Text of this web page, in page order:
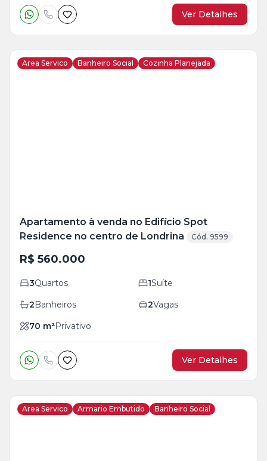
Ver Detalhes
Area Servico Banheiro Social Cozinha Planejada
Apartamento à venda no Edifício Spot
Residence no centro de Londrina
Cód. 9599
R$ 560.000
3Quartos 1Suíte
2Banheiros 2Vagas
70 m²Privativo
Ver Detalhes
Area Servico Armario Embutido Banheiro Social